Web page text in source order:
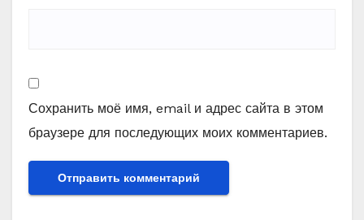
Сохранить моё имя, email и адрес сайта в этом
браузере для последующих моих комментариев.